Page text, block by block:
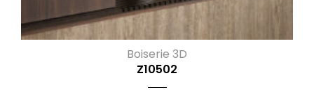
Boiserie 3D
Z10502